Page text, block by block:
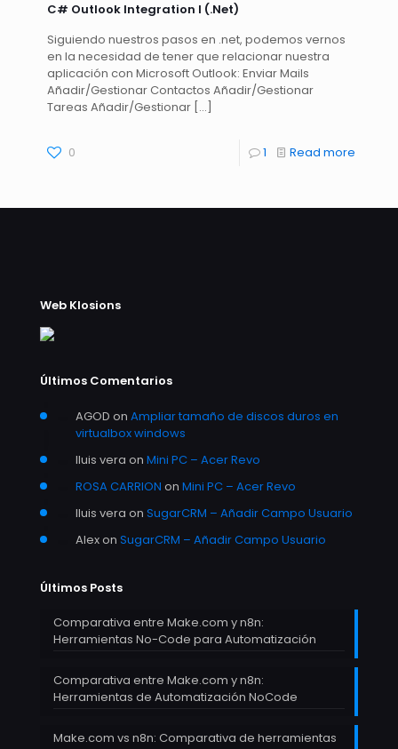
C# Outlook Integration I (.Net)
Siguiendo nuestros pasos en .net, podemos vernos
en la necesidad de tener que relacionar nuestra
aplicación con Microsoft Outlook: Enviar Mails
Añadir/Gestionar Contactos Añadir/Gestionar
Tareas Añadir/Gestionar […]
0 1 Read more
Web Klosions
Últimos Comentarios
AGOD on Ampliar tamaño de discos duros en
virtualbox windows
lluis vera on Mini PC – Acer Revo
ROSA CARRION on Mini PC – Acer Revo
lluis vera on SugarCRM – Añadir Campo Usuario
Alexon SugarCRM – Añadir Campo Usuario
Últimos Posts
Comparativa entre Make.com y n8n:
Herramientas No-Code para Automatización
Comparativa entre Make.com y n8n:
Herramientas de Automatización NoCode
Make.com vs n8n: Comparativa de herramientas